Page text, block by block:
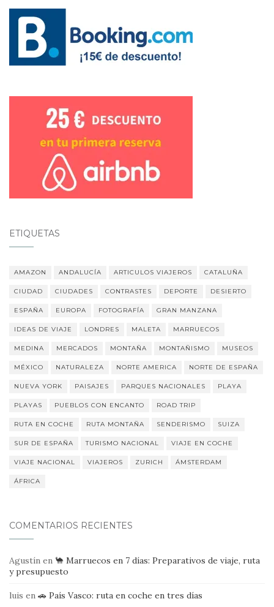
ETIQUETAS
AMAZON ANDALUCÍA ARTICULOS VIAJEROS CATALUÑA
CIUDAD CIUDADES CONTRASTES DEPORTE DESIERTO
ESPAÑA EUROPA FOTOGRAFÍA GRAN MANZANA
IDEAS DE VIAJE LONDRES MALETA MARRUECOS
MEDINA MERCADOS MONTAÑA MONTAÑISMO MUSEOS
MÉXICO NATURALEZA NORTE AMERICA NORTE DE ESPAÑA
NUEVA YORK PAISAJES PARQUES NACIONALES PLAYA
PLAYAS PUEBLOS CON ENCANTO ROAD TRIP
RUTA EN COCHE RUTA MONTAÑA SENDERISMO SUIZA
SUR DE ESPAÑA TURISMO NACIONAL VIAJE EN COCHE
VIAJE NACIONAL VIAJEROS ZURICH ÁMSTERDAM
ÁFRICA
COMENTARIOS RECIENTES
Agustín en 🐪 Marruecos en 7 días: Preparativos de viaje, ruta
y presupuesto
luis en 🚗 País Vasco: ruta en coche en tres días